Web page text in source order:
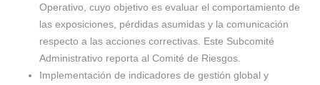
Período
Operativo, cuyo objetivo es evaluar el comportamiento de
las exposiciones, pérdidas asumidas y la comunicación
respecto a las acciones correctivas. Este Subcomité
Administrativo reporta al Comité de Riesgos.
Implementación de indicadores de gestión global y